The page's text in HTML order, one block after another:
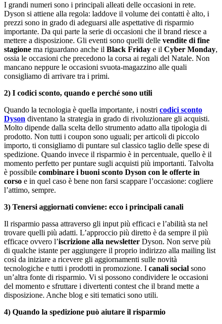
I grandi numeri sono i principali alleati delle occasioni in rete.
Dyson si attiene alla regola: laddove il volume dei contatti è alto, i
prezzi sono in grado di adeguarsi alle aspettative di risparmio
importante. Da qui parte la serie di occasioni che il brand riesce a
mettere a disposizione. Gli eventi sono quelli delle vendite di fine
stagione ma riguardano anche il Black Friday e il Cyber Monday,
ossia le occasioni che precedono la corsa ai regali del Natale. Non
mancano neppure le occasioni svuota-magazzino alle quali
consigliamo di arrivare tra i primi.
2) I codici sconto, quando e perché sono utili
Quando la tecnologia è quella importante, i nostri codici sconto
Dyson diventano la strategia in grado di rivoluzionare gli acquisti.
Molto dipende dalla scelta dello strumento adatto alla tipologia di
prodotto. Non tutti i coupon sono uguali; per articoli di piccolo
importo, ti consigliamo di puntare sul classico taglio delle spese di
spedizione. Quando invece il risparmio è in percentuale, quello è il
momento perfetto per puntare sugli acquisti più importanti. Talvolta
è possibile combinare i buoni sconto Dyson con le offerte in
corso e in quel caso è bene non farsi scappare l’occasione: cogliere
l’attimo, sempre.
3) Tenersi aggiornati conviene: ecco i principali canali
Il risparmio passa attraverso gli input più efficaci e l’abilità sta nel
trovare quelli più adatti. L’approccio più diretto è da sempre il più
efficace ovvero l’iscrizione alla newsletter Dyson. Non serve più
di qualche istante per aggiungere il proprio indirizzo alla mailing list
così da iniziare a ricevere gli aggiornamenti sulle novità
tecnologiche e tutti i prodotti in promozione. I canali social sono
un’altra fonte di risparmio. Vi si possono condividere le occasioni
del momento e sfruttare i divertenti contest che il brand mette a
disposizione. Anche blog e siti tematici sono utili.
4) Quando la spedizione può aiutare il risparmio